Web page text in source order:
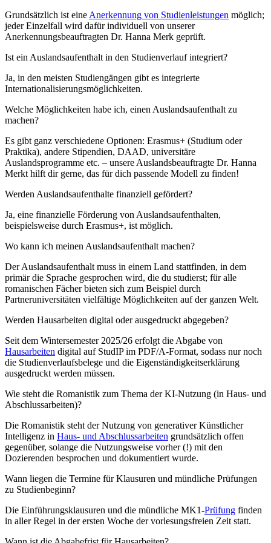
Grundsätzlich ist eine Anerkennung von Studienleistungen möglich;
jeder Einzelfall wird dafür individuell von unserer
Anerkennungsbeauftragten Dr. Hanna Merk geprüft.
Ist ein Auslandsaufenthalt in den Studienverlauf integriert?
Ja, in den meisten Studiengängen gibt es integrierte
Internationalisierungsmöglichkeiten.
Welche Möglichkeiten habe ich, einen Auslandsaufenthalt zu
machen?
Es gibt ganz verschiedene Optionen: Erasmus+ (Studium oder
Praktika), andere Stipendien, DAAD, universitäre
Auslandsprogramme etc. – unsere Auslandsbeauftragte Dr. Hanna
Merkt hilft dir gerne, das für dich passende Modell zu finden!
Werden Auslandsaufenthalte finanziell gefördert?
Ja, eine finanzielle Förderung von Auslandsaufenthalten,
beispielsweise durch Erasmus+, ist möglich.
Wo kann ich meinen Auslandsaufenthalt machen?
Der Auslandsaufenthalt muss in einem Land stattfinden, in dem
primär die Sprache gesprochen wird, die du studierst; für alle
romanischen Fächer bieten sich zum Beispiel durch
Partneruniversitäten vielfältige Möglichkeiten auf der ganzen Welt.
Werden Hausarbeiten digital oder ausgedruckt abgegeben?
Seit dem Wintersemester 2025/26 erfolgt die Abgabe von
Hausarbeiten digital auf StudIP im PDF/A-Format, sodass nur noch
die Studienverlaufsbelege und die Eigenständigkeitserklärung
ausgedruckt werden müssen.
Wie steht die Romanistik zum Thema der KI-Nutzung (in Haus- und
Abschlussarbeiten)?
Die Romanistik steht der Nutzung von generativer Künstlicher
Intelligenz in Haus- und Abschlussarbeiten grundsätzlich offen
gegenüber, solange die Nutzungsweise vorher (!) mit den
Dozierenden besprochen und dokumentiert wurde.
Wann liegen die Termine für Klausuren und mündliche Prüfungen
zu Studienbeginn?
Die Einführungsklausuren und die mündliche MK1-Prüfung finden
in aller Regel in der ersten Woche der vorlesungsfreien Zeit statt.